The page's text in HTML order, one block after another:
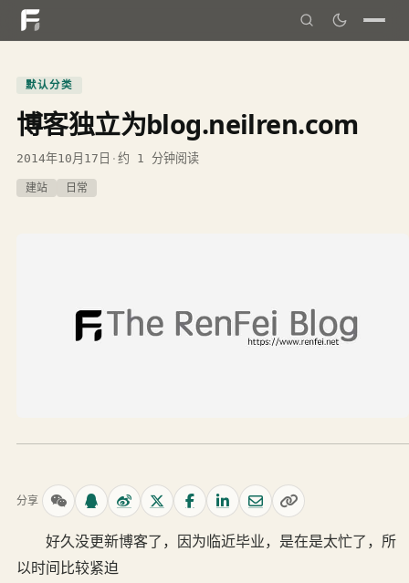
默认分类
博客独立为blog.neilren.com
2014年10月17日 · 约 1 分钟阅读
建站 日常
分享
好久没更新博客了，因为临近毕业，是在是太忙了，所
以时间比较紧迫